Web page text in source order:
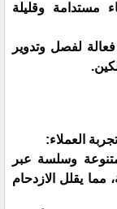
مستدامة وقليلة
لفصل وتدوير
العملاء:
وسلسة عبر
مما يقلل الازدحام